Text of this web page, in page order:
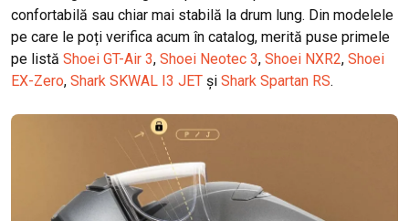
confortabilă sau chiar mai stabilă la drum lung. Din modelele
pe care le poți verifica acum în catalog, merită puse primele
pe listă Shoei GT-Air 3, Shoei Neotec 3, Shoei NXR2, Shoei
EX-Zero, Shark SKWAL I3 JET și Shark Spartan RS.